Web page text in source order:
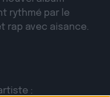
rythmé par le
rap avec aisance.
: